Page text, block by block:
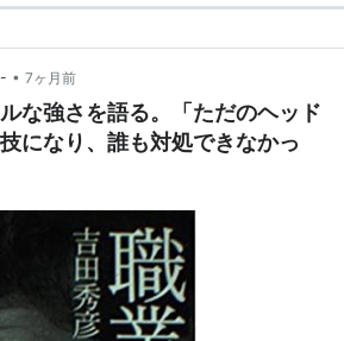
• 7ヶ月前
な強さを語る。「ただのヘッド
になり、誰も対処できなかっ